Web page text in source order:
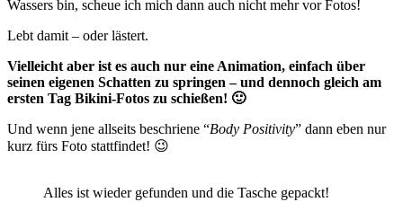
Wassers bin, scheue ich mich dann auch nicht mehr vor Fotos!
Lebt damit – oder lästert.
Vielleicht aber ist es auch nur eine Animation, einfach über
seinen eigenen Schatten zu springen – und dennoch gleich am
ersten Tag Bikini-Fotos zu schießen! 🙂
Und wenn jene allseits beschriene “Body Positivity” dann eben nur
kurz fürs Foto stattfindet! 😉
Alles ist wieder gefunden und die Tasche gepackt!